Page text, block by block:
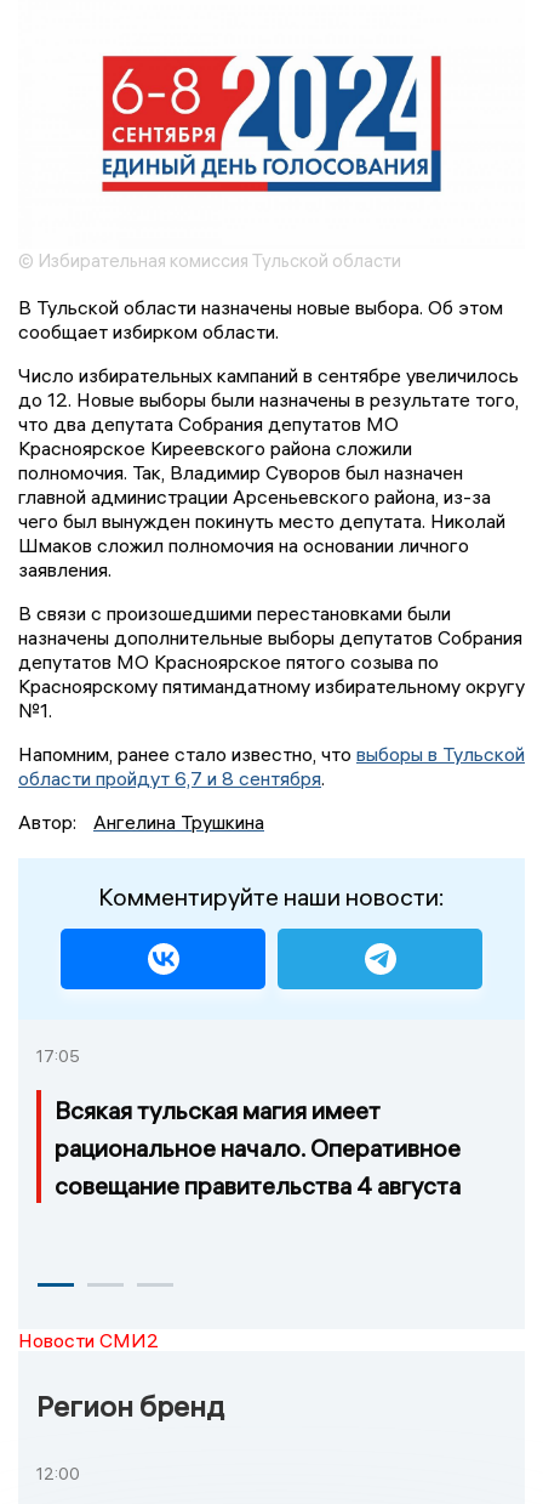
© Избирательная комиссия Тульской области
В Тульской области назначены новые выбора. Об этом
сообщает избирком области.
Число избирательных кампаний в сентябре увеличилось
до 12. Новые выборы были назначены в результате того,
что два депутата Собрания депутатов МО
Красноярское Киреевского района сложили
полномочия. Так, Владимир Суворов был назначен
главной администрации Арсеньевского района, из-за
чего был вынужден покинуть место депутата. Николай
Шмаков сложил полномочия на основании личного
заявления.
В связи с произошедшими перестановками были
назначены дополнительные выборы депутатов Собрания
депутатов МО Красноярское пятого созыва по
Красноярскому пятимандатному избирательному округу
№1.
Напомним, ранее стало известно, что выборы в Тульской
области пройдут 6,7 и 8 сентября.
Автор:
Ангелина Трушкина
Комментируйте наши новости:
17:05
Всякая тульская магия имеет
рациональное начало. Оперативное
совещание правительства 4 августа
Новости СМИ2
Регион бренд
12:00